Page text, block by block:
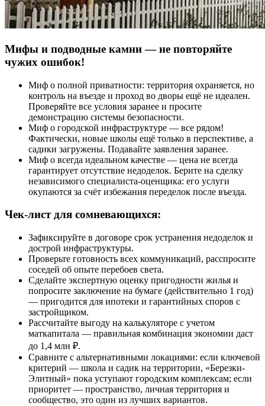
Мифы и подводные камни — не повторяйте
чужих ошибок!
Миф о полной приватности: территория охраняется, но
контроль на въезде и проход во дворы ещё не идеален.
Проверяйте все условия заранее и просите
демонстрацию системы безопасности.
Миф о городской инфраструктуре — все рядом!
Фактически, новые школы ещё только в перспективе, а
садики загружены. Подавайте заявления заранее.
Миф о всегда идеальном качестве — цена не всегда
гарантирует отсутствие недоделок. Берите на сделку
независимого специалиста-оценщика: его услуги
окупаются за счёт избежания переделок после въезда.
Чек-лист для сомневающихся:
Зафиксируйте в договоре срок устранения недоделок и
дострой инфраструктуры.
Проверьте готовность всех коммуникаций, расспросите
соседей об опыте перебоев света.
Сделайте экспертную оценку пригодности жилья и
попросите заключение на бумаге (действительно 1 год)
— пригодится для ипотеки и гарантийных споров с
застройщиком.
Рассчитайте выгоду на калькуляторе с учетом
маткапитала — правильная комбинация экономии даст
до 1,4 млн ₽.
Сравните с альтернативными локациями: если ключевой
критерий — школа и садик на территории, «Березки-
Элитный» пока уступают городским комплексам; если
приоритет — пространство, личная территория и
сообщество, это один из лучших вариантов.